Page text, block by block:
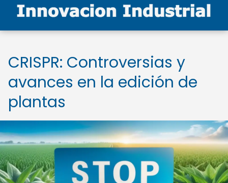
CRISPR: Controversias y
avances en la edición de
plantas